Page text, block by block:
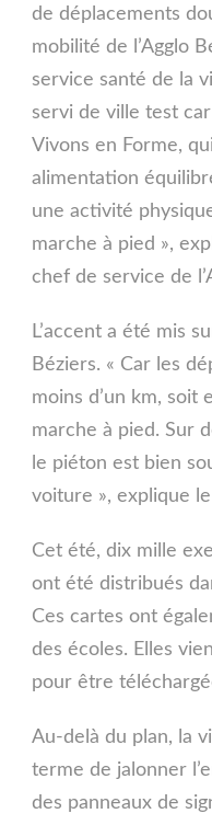
de déplacements
mobilité de l’Agglo
service santé de la
servi de ville test
Vivons en Forme,
alimentation
une activité
marche à pied »,
chef de service de
L’accent a été mis
Béziers. « Car les
moins d’un km, soit
marche à pied. Sur
le piéton est bien
voiture », explique
Cet été, dix mille
ont été distribués
Ces cartes ont
des écoles. Elles
pour être
Au-delà du plan, la
terme de jalonner
des panneaux de